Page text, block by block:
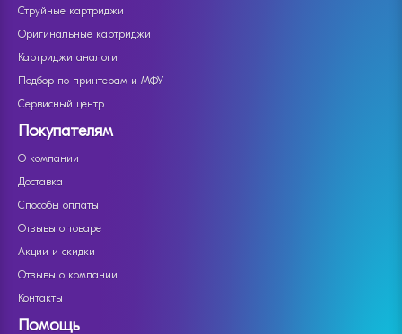
Струйные картриджи
Оригинальные картриджи
Картриджи аналоги
Подбор по принтерам и МФУ
Сервисный центр
Покупателям
О компании
Доставка
Способы оплаты
Отзывы о товаре
Акции и скидки
Отзывы о компании
Контакты
Помощь